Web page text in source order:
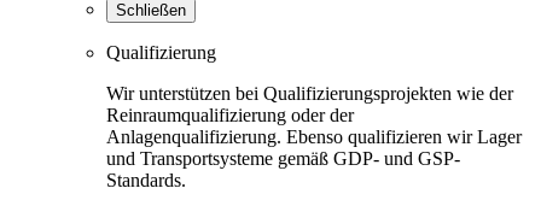
Schließen
Qualifizierung
Wir unterstützen bei Qualifizierungsprojekten wie der
Reinraumqualifizierung oder der
Anlagenqualifizierung. Ebenso qualifizieren wir Lager
und Transportsysteme gemäß GDP- und GSP-
Standards.